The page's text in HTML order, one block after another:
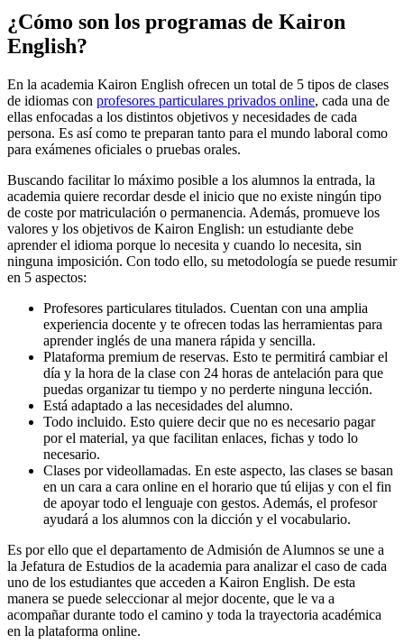
¿Cómo son los programas de Kairon
English?
En la academia Kairon English ofrecen un total de 5 tipos de clases
de idiomas con profesores particulares privados online, cada una de
ellas enfocadas a los distintos objetivos y necesidades de cada
persona. Es así como te preparan tanto para el mundo laboral como
para exámenes oficiales o pruebas orales.
Buscando facilitar lo máximo posible a los alumnos la entrada, la
academia quiere recordar desde el inicio que no existe ningún tipo
de coste por matriculación o permanencia. Además, promueve los
valores y los objetivos de Kairon English: un estudiante debe
aprender el idioma porque lo necesita y cuando lo necesita, sin
ninguna imposición. Con todo ello, su metodología se puede resumir
en 5 aspectos:
Profesores particulares titulados. Cuentan con una amplia
experiencia docente y te ofrecen todas las herramientas para
aprender inglés de una manera rápida y sencilla.
Plataforma premium de reservas. Esto te permitirá cambiar el
día y la hora de la clase con 24 horas de antelación para que
puedas organizar tu tiempo y no perderte ninguna lección.
Está adaptado a las necesidades del alumno.
Todo incluido. Esto quiere decir que no es necesario pagar
por el material, ya que facilitan enlaces, fichas y todo lo
necesario.
Clases por videollamadas. En este aspecto, las clases se basan
en un cara a cara online en el horario que tú elijas y con el fin
de apoyar todo el lenguaje con gestos. Además, el profesor
ayudará a los alumnos con la dicción y el vocabulario.
Es por ello que el departamento de Admisión de Alumnos se une a
la Jefatura de Estudios de la academia para analizar el caso de cada
uno de los estudiantes que acceden a Kairon English. De esta
manera se puede seleccionar al mejor docente, que le va a
acompañar durante todo el camino y toda la trayectoria académica
en la plataforma online.